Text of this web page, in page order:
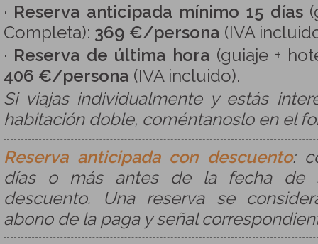
· Reserva anticipada mínimo 15 días
Completa): 369 €/persona (IVA
· Reserva de última hora (guiaje +
406 €/persona (IVA incluido).
Si viajas individualmente y estás
habitación doble, coméntanoslo en el
Reserva anticipada con descuento:
días o más antes de la fecha de
descuento. Una reserva se
abono de la paga y señal